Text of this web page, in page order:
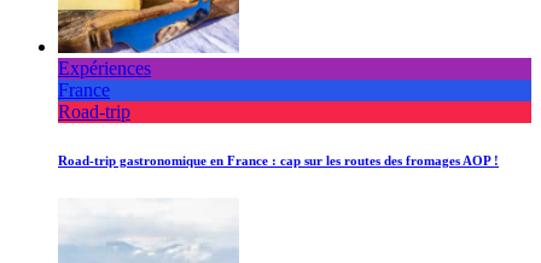
Expériences
France
Road-trip
Road-trip gastronomique en France : cap sur les routes des fromages AOP !